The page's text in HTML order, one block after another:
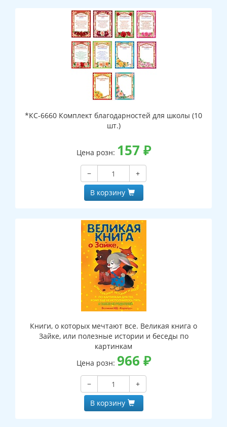
*КС-6660 Комплект благодарностей для школы (10
шт.)
Цена розн: 157 ₽
−
+
В корзину
Книги, о которых мечтают все. Великая книга о
Зайке, или полезные истории и беседы по
картинкам
Цена розн: 966 ₽
−
+
В корзину